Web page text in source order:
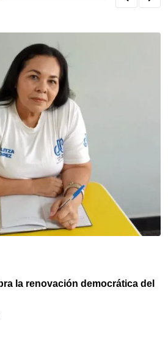
la renovación democrática del